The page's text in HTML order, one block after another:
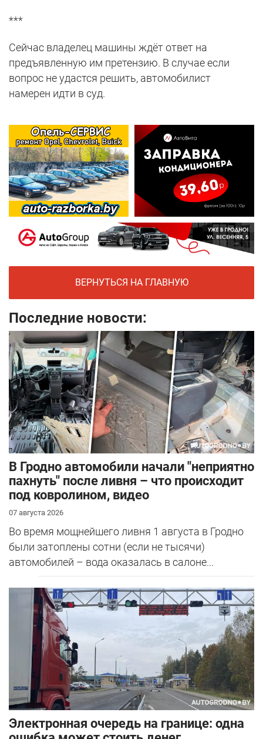
***
Сейчас владелец машины ждёт ответ на
предъявленную им претензию. В случае если
вопрос не удастся решить, автомобилист
намерен идти в суд.
ВЕРНУТЬСЯ НА ГЛАВНУЮ
Последние новости:
В Гродно автомобили начали "неприятно
пахнуть" после ливня – что происходит
под ковролином, видео
07 августа 2026
Во время мощнейшего ливня 1 августа в Гродно
были затоплены сотни (если не тысячи)
автомобилей – вода оказалась в салоне...
Электронная очередь на границе: одна